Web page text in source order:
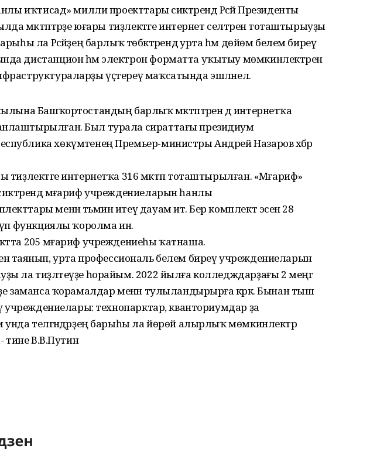
иҡтисад» милли проекттары сиктәрендә Рәсәй Президенты
мәктәптәрҙе юғары тиҙлектәге интернет селтәренә тоташтырыуҙы
ла Рәсәйҙең барлыҡ төбәктәрендә урта һәм дөйөм белем биреү
дистанцион һәм электрон форматта уҡытыу мөмкинлектәрен
үҫтереү маҡсатында эшләнелә.
Башҡортостандың барлыҡ мәктәптәрен дә интернетҡа
Был турала сираттағы президиум
хөкүмәтенең Премьер-министры Андрей Назаров хәбәр
интернетҡа 316 мәктәп тоташтырылған. «Мәғариф»
мәғариф учреждениеларын һанлы
менән тәьмин итеү дауам итә. Бер комплект эсенә 28
функциялы ҡоролма инә.
205 мәғариф учреждениеһы ҡатнаша.
таянып, урта профессиональ белем биреү учреждениеларын
ла тиҙләтеүҙе һорайым. 2022 йылға колледждарҙағы 2 меңгә
заманса ҡорамалдар менән тулыландырырға кәрәк. Бынан тыш
учреждениелары: технопарктар, кванториумдар ҙа
теләгәндәрҙең барыһы ла йөрөй алырлыҡ мөмкинлектәр
тине В.В.Путин